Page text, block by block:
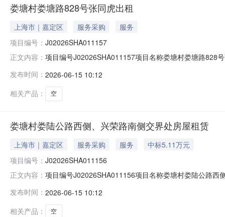
娄塘村娄塘路828号张同虎出租
上海市｜嘉定区 服务采购
服务
项目编号： J02026SHA011157
正文内容： 项目编号J02026SHA011157项目名称娄塘村娄塘路828
地址（上海市云岭东路689号1号楼）。反映情况须实事
发布时间： 2026-06-15 10:12
相关产品：
空
娄塘村娄陆公路西侧、兴荣路南侧交界处房屋租赁
上海市｜嘉定区 服务采购 服务
中标5.11万元
项目编号： J02026SHA011156
正文内容： 项目编号J02026SHA011156项目名称娄塘村娄陆公路
系电话（赵老师021-62657272-124）；联系地址（上海
发布时间： 2026-06-15 10:12
相关产品：
空